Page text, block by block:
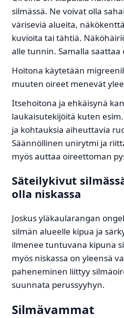
silmässä. Ne voivat olla
väriseviä alueita,
kuvioita tai tähtiä.
alle tunnin. Samalla saattaa
Hoitona käytetään
muuten oireet menevät
Itsehoitona ja ehkäisynä
laukaisutekijöitä kuten
ja kohtauksia aiheuttavia
Säännöllinen unirytmi ja
myös auttaa oireettoman
Säteilykivut
olla niskassa
Joskus yläkaularangan
silmän alueelle kipua ja
ilmenee tuntuvana kipuna
myös niskassa on yleensä
paheneminen liittyy
suunnata perussyyhyn.
Silmävammat